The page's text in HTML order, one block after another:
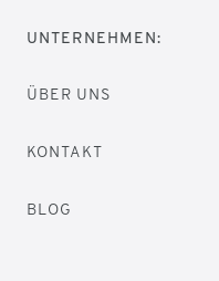
UNTERNEHMEN:
ÜBER UNS
KONTAKT
BLOG